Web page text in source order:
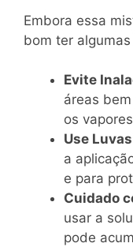
Embora essa
bom ter
Evite
áreas
os
Use
a
e para
Cuidado
usar a
pode